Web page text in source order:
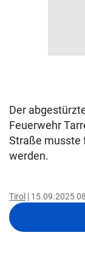
Der
Feuerwehr
Straße musste
werden.
Tirol 15.09.2025